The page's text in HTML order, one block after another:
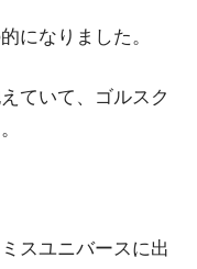
になりました。
ていて、ゴルスク
スユニバースに出